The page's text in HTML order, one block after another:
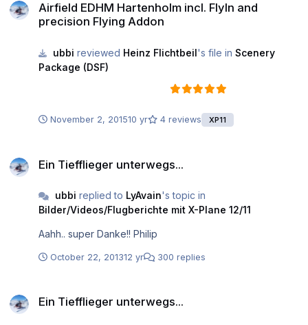
Airfield EDHM Hartenholm incl. FlyIn and
precision Flying Addon
ubbi reviewed Heinz Flichtbeil's file in Scenery
Package (DSF)
November 2, 201510 yr 4 reviews XP11
Ein Tiefflieger unterwegs...
ubbi replied to LyAvain's topic in
Bilder/Videos/Flugberichte mit X-Plane 12/11
Aahh.. super Danke!! Philip
October 22, 201312 yr 300 replies
Ein Tiefflieger unterwegs...